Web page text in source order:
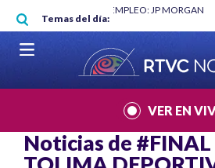
Pasar al contenido principal
Temas del día:
MÍNIMO NO DESTRUYÓ EMPLEO: JP MORGAN
MUNDIAL 2026
|
VER EN
Noticias de #FINAL